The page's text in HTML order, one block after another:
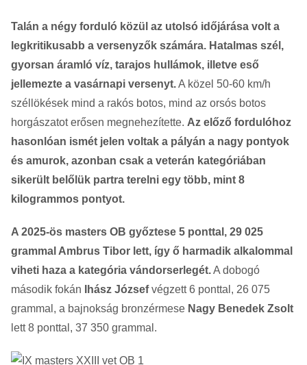
Talán a négy forduló közül az utolsó időjárása volt a
legkritikusabb a versenyzők számára. Hatalmas szél,
gyorsan áramló víz, tarajos hullámok, illetve eső
jellemezte a vasárnapi versenyt.A közel 50-60 km/h
széllökések mind a rakós botos, mind az orsós botos
horgászatot erősen megnehezítette. Az előző fordulóhoz
hasonlóan ismét jelen voltak a pályán a nagy pontyok
és amurok, azonban csak a veterán kategóriában
sikerült belőlük partra terelni egy több, mint 8
kilogrammos pontyot.
A 2025-ös masters OB győztese 5 ponttal, 29 025
grammal Ambrus Tibor lett, így ő harmadik alkalommal
viheti haza a kategória vándorserlegét.A dobogó
második fokán
Ihász Józsefvégzett 6 ponttal, 26 075
grammal, a bajnokság bronzérmese Nagy Benedek Zsolt
lett 8 ponttal, 37 350 grammal.